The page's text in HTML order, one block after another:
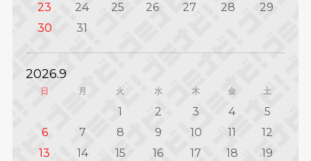
23
24 25 26 27 28
29
30
31
2026.9
日 月 火 水 木 金 土
1 2 3 4
5
6
7 8 9 10 11
12
13
14 15 16 17 18 19